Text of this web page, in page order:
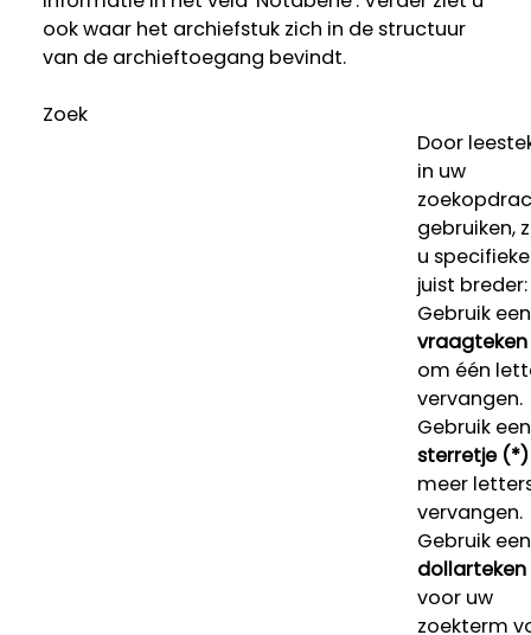
ook waar het archiefstuk zich in de structuur
van de archieftoegang bevindt.
Zoek
Door
in uw
gebruiken,
u
juist breder:
Gebruik een
om één
vervangen.
Gebruik een
sterretje (*)
meer
vervangen.
Gebruik een
voor uw
zoekterm